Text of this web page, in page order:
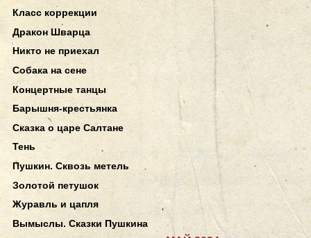
Класс коррекции
Дракон Шварца
Никто не приехал
Собака на сене
Концертные танцы
Барышня-крестьянка
Сказка о царе Салтане
Тень
Пушкин. Сквозь метель
Золотой петушок
Журавль и цапля
Вымыслы. Сказки Пушкина